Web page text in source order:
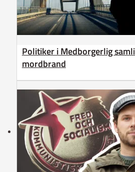
Politiker i Medborgerlig
mordbrand